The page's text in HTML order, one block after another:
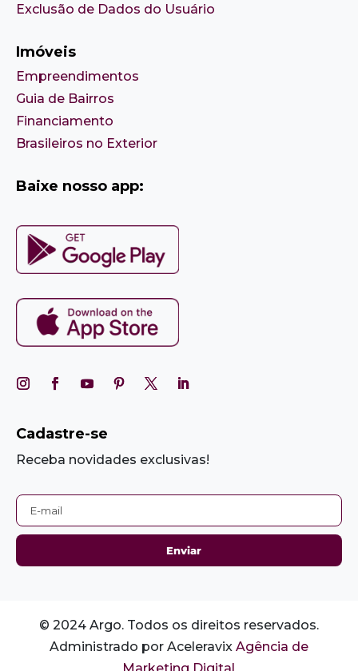
Exclusão de Dados do Usuário
Imóveis
Empreendimentos
Guia de Bairros
Financiamento
Brasileiros no Exterior
Baixe nosso app:
Cadastre-se
Receba novidades exclusivas!
© 2024 Argo. Todos os direitos reservados.
Administrado por Aceleravix Agência de